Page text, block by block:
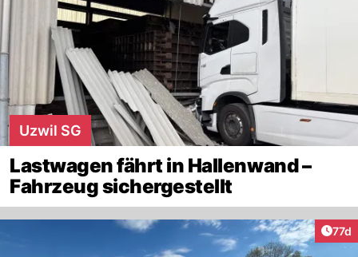
Uzwil SG
Lastwagen fährt in Hallenwand –
Fahrzeug sichergestellt
77d